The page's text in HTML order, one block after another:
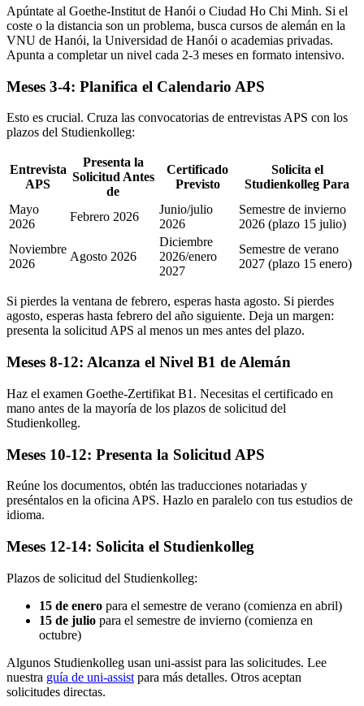
Apúntate al Goethe-Institut de Hanói o Ciudad Ho Chi Minh. Si el
coste o la distancia son un problema, busca cursos de alemán en la
VNU de Hanói, la Universidad de Hanói o academias privadas.
Apunta a completar un nivel cada 2-3 meses en formato intensivo.
Meses 3-4: Planifica el Calendario APS
Esto es crucial. Cruza las convocatorias de entrevistas APS con los
plazos del Studienkolleg:
Entrevista
APS
Presenta la
Solicitud Antes
de
Certificado
Previsto
Solicita el
Studienkolleg Para
Mayo
2026
Febrero 2026
Junio/julio
2026
Semestre de invierno
2026 (plazo 15 julio)
Noviembre
2026
Agosto 2026
Diciembre
2026/enero
2027
Semestre de verano
2027 (plazo 15 enero)
Si pierdes la ventana de febrero, esperas hasta agosto. Si pierdes
agosto, esperas hasta febrero del año siguiente. Deja un margen:
presenta la solicitud APS al menos un mes antes del plazo.
Meses 8-12: Alcanza el Nivel B1 de Alemán
Haz el examen Goethe-Zertifikat B1. Necesitas el certificado en
mano antes de la mayoría de los plazos de solicitud del
Studienkolleg.
Meses 10-12: Presenta la Solicitud APS
Reúne los documentos, obtén las traducciones notariadas y
preséntalos en la oficina APS. Hazlo en paralelo con tus estudios de
idioma.
Meses 12-14: Solicita el Studienkolleg
Plazos de solicitud del Studienkolleg:
15 de enero para el semestre de verano (comienza en abril)
15 de julio para el semestre de invierno (comienza en
octubre)
Algunos Studienkolleg usan uni-assist para las solicitudes. Lee
nuestra guía de uni-assist para más detalles. Otros aceptan
solicitudes directas.